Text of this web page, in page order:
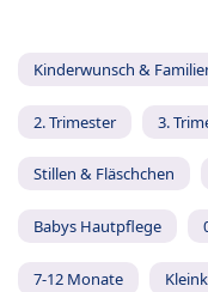
Kinderwunsch &
2. Trimester 3.
Stillen & Fläschchen
Babys Hautpflege
7-12 Monate